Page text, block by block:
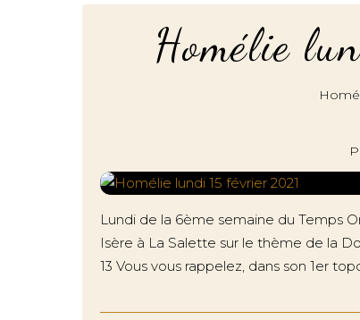
Homélie
Lundi de la 6ème semaine du Temps
Isère à La Salette sur le thème de la
13 Vous vous rappelez, dans son 1er